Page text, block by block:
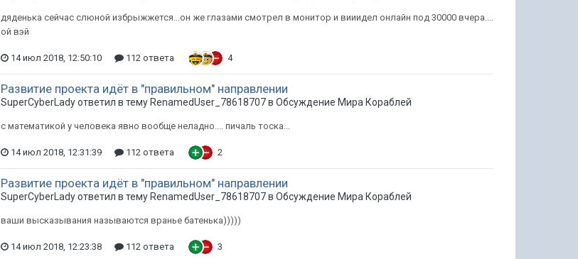
дяденька сейчас слюной избрыжжется...он же глазами смотрел в монитор и вииидел онлайн под 30000 вчера....
ой вэй
14 июл 2018, 12:50:10 112 ответа 4
Развитие проекта идёт в "правильном" направлении
SuperCyberLady ответил в тему RenamedUser_78618707 вОбсуждение Мира Кораблей
с математикой у человека явно вообще неладно.... пичаль тоска...
14 июл 2018, 12:31:39 112 ответа 2
Развитие проекта идёт в "правильном" направлении
SuperCyberLady ответил в тему RenamedUser_78618707 вОбсуждение Мира Кораблей
ваши высказывания называются вранье батенька)))))
14 июл 2018, 12:23:38 112 ответа 3